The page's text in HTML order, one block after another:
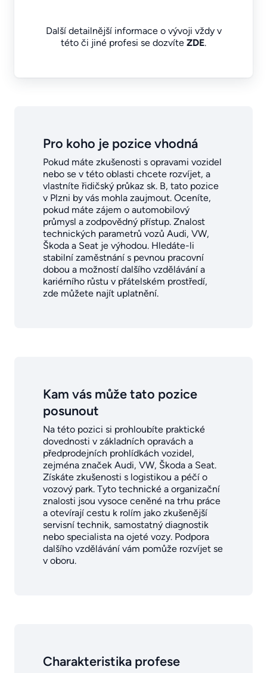
Další detailnější informace o vývoji vždy v
této či jiné profesi se dozvíte ZDE.
Pro koho je pozice vhodná
Pokud máte zkušenosti s opravami vozidel
nebo se v této oblasti chcete rozvíjet, a
vlastníte řidičský průkaz sk. B, tato pozice
v Plzni by vás mohla zaujmout. Oceníte,
pokud máte zájem o automobilový
průmysl a zodpovědný přístup. Znalost
technických parametrů vozů Audi, VW,
Škoda a Seat je výhodou. Hledáte-li
stabilní zaměstnání s pevnou pracovní
dobou a možností dalšího vzdělávání a
kariérního růstu v přátelském prostředí,
zde můžete najít uplatnění.
Kam vás může tato pozice
posunout
Na této pozici si prohloubíte praktické
dovednosti v základních opravách a
předprodejních prohlídkách vozidel,
zejména značek Audi, VW, Škoda a Seat.
Získáte zkušenosti s logistikou a péčí o
vozový park. Tyto technické a organizační
znalosti jsou vysoce ceněné na trhu práce
a otevírají cestu k rolím jako zkušenější
servisní technik, samostatný diagnostik
nebo specialista na ojeté vozy. Podpora
dalšího vzdělávání vám pomůže rozvíjet se
v oboru.
Charakteristika profese